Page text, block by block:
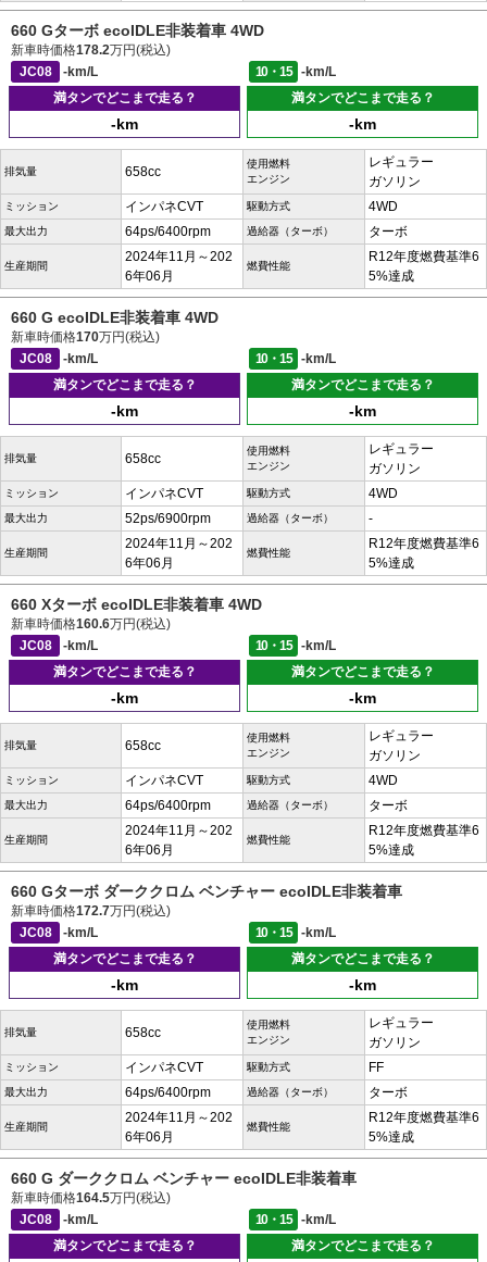
660 Gターボ ecoIDLE非装着車 4WD
新車時価格178.2万円(税込)
JC08
-km/L 10・15
-km/L
満タンでどこまで走る？
-km
満タンでどこまで走る？
-km
排気量 658cc
使用燃料
エンジン
レギュラー
ガソリン
ミッション インパネCVT 駆動方式 4WD
最大出力 64ps/6400rpm 過給器（ターボ） ターボ
生産期間
2024年11月～202
6年06月
燃費性能
R12年度燃費基準6
5%達成
660 G ecoIDLE非装着車 4WD
新車時価格170万円(税込)
JC08
-km/L 10・15
-km/L
満タンでどこまで走る？
-km
満タンでどこまで走る？
-km
排気量 658cc
使用燃料
エンジン
レギュラー
ガソリン
ミッション インパネCVT 駆動方式 4WD
最大出力 52ps/6900rpm 過給器（ターボ） -
生産期間
2024年11月～202
6年06月
燃費性能
R12年度燃費基準6
5%達成
660 Xターボ ecoIDLE非装着車 4WD
新車時価格160.6万円(税込)
JC08
-km/L 10・15
-km/L
満タンでどこまで走る？
-km
満タンでどこまで走る？
-km
排気量 658cc
使用燃料
エンジン
レギュラー
ガソリン
ミッション インパネCVT 駆動方式 4WD
最大出力 64ps/6400rpm 過給器（ターボ） ターボ
生産期間
2024年11月～202
6年06月
燃費性能
R12年度燃費基準6
5%達成
660 Gターボ ダーククロム ベンチャー ecoIDLE非装着車
新車時価格172.7万円(税込)
JC08
-km/L 10・15
-km/L
満タンでどこまで走る？
-km
満タンでどこまで走る？
-km
排気量 658cc
使用燃料
エンジン
レギュラー
ガソリン
ミッション インパネCVT 駆動方式 FF
最大出力 64ps/6400rpm 過給器（ターボ） ターボ
生産期間
2024年11月～202
6年06月
燃費性能
R12年度燃費基準6
5%達成
660 G ダーククロム ベンチャー ecoIDLE非装着車
新車時価格164.5万円(税込)
JC08
-km/L 10・15
-km/L
満タンでどこまで走る？
満タンでどこまで走る？